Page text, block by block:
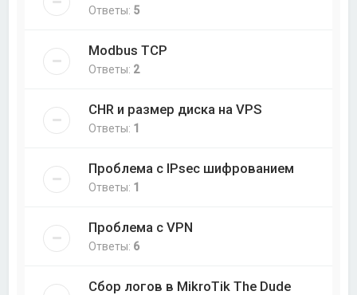
Ответы: 5
Modbus TCP
Ответы: 2
CHR и размер диска на VPS
Ответы: 1
Проблема с IPsec шифрованием
Ответы: 1
Проблема с VPN
Ответы: 6
Сбор логов в MikroTik The Dude